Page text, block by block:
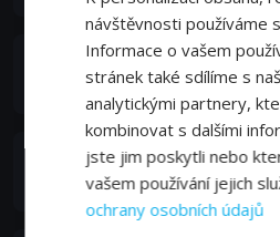
George Wendt
Big Lou
Roxana Ortega
Emma Collins
návštěvnosti používáme
Informace o vašem
stránek také sdílíme s
analytickými partnery,
kombinovat s dalšími
jste jim poskytli nebo
vašem používání jejich
ochrany osobních údajů